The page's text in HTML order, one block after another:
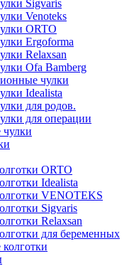
Sigvaris
Venoteks
ORTO
Ergoforma
Relaxsan
Ofa Bamberg
чулки
Idealista
для родов.
для операции
ORTO
Idealista
VENOTEKS
Sigvaris
Relaxsan
для беременных